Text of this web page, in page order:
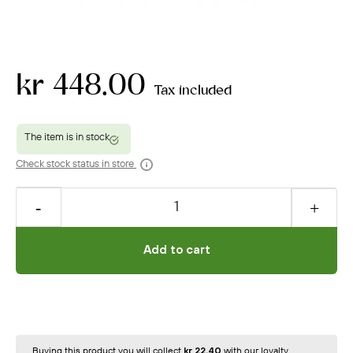
kr 22.40
kr 448.00 Tax included
Check stock status in store
Add to cart